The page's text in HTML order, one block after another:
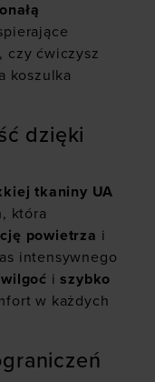
czy ćwiczysz
koszulka
dzięki
tkaniny UA
, która
powietrza i
intensywnego
iszybko
w każdych